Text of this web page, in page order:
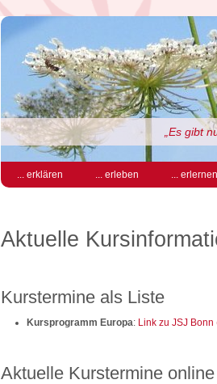
„Es gibt
... erklären ... erleben ... erlernen
Aktuelle
Kurstermine als Liste
Kursprogramm Europa: Link zu JSJ Bonn
Aktuelle Kurstermine online